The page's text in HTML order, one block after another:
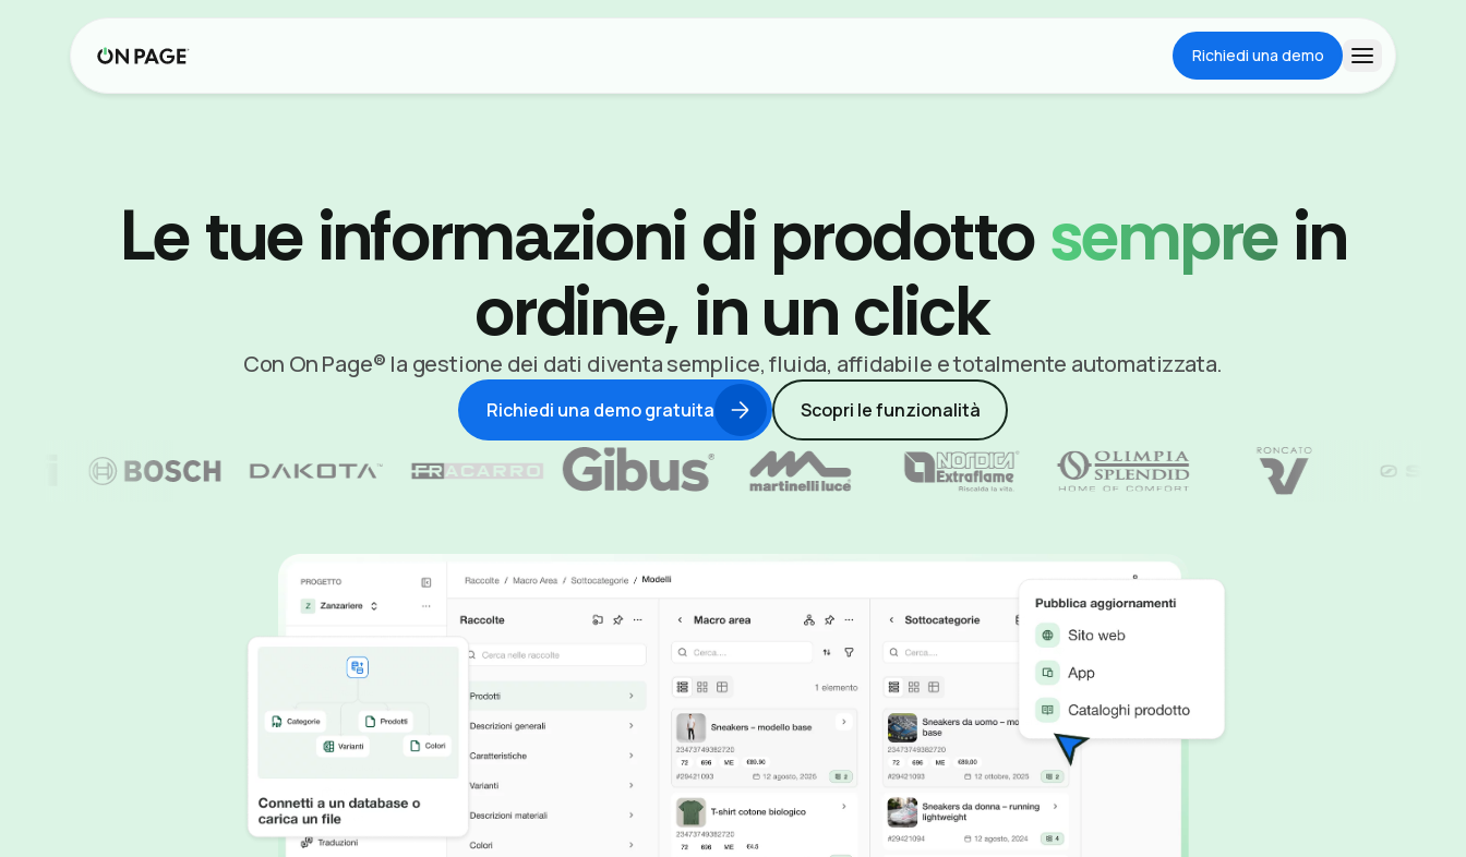
Richiedi una demo Apri menu
Le tue informazioni di prodottosemprein
ordine, in un click
Con On Page® la gestione dei dati diventa semplice, fluida, affidabile e totalmente automatizzata.
Richiedi una demo gratuita Scopri le funzionalità